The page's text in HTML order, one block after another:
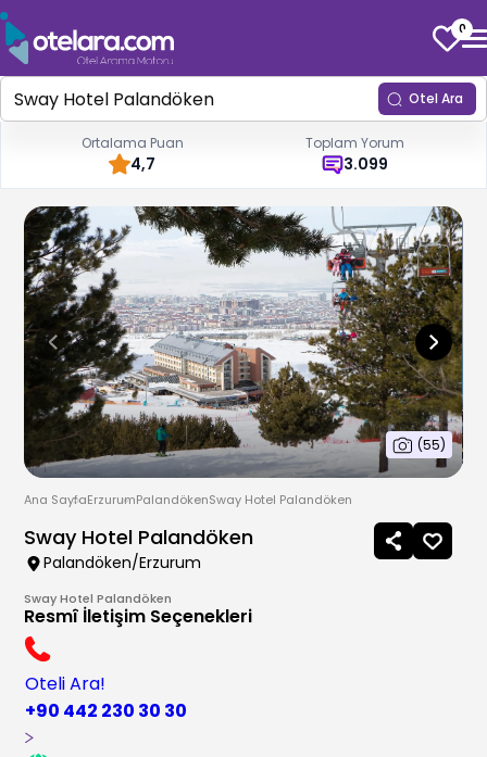
0
Otel Ara
Ortalama Puan
4,7
Toplam Yorum
3.099
(55)
Ana SayfaErzurumPalandökenSway Hotel Palandöken
Sway Hotel Palandöken
Palandöken/Erzurum
Sway Hotel Palandöken
Resmî İletişim Seçenekleri
Oteli Ara!
+90 442 230 30 30